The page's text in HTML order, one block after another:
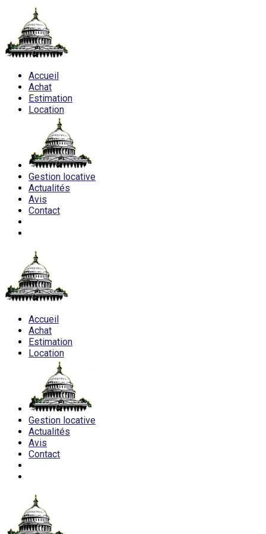
Accueil
Achat
Estimation
Location
Gestion locative
Actualités
Avis
Contact
Accueil
Achat
Estimation
Location
Gestion locative
Actualités
Avis
Contact